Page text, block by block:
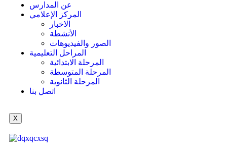
عن المدارس
المركز الإعلامي
الاخبار
الأنشطة
الصور والفيديوهات
المراحل التعليمية
المرحلة الابتدائية
المرحلة المتوسطة
المرحلة الثانوية
اتصل بنا
X